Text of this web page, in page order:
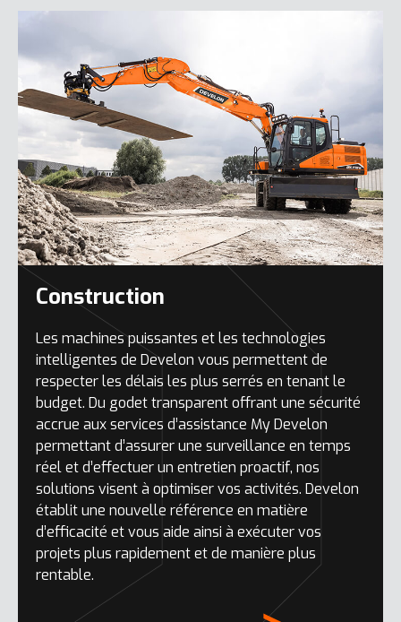
Construction
Les machines puissantes et les technologies
intelligentes de Develon vous permettent de
respecter les délais les plus serrés en tenant le
budget. Du godet transparent offrant une sécurité
accrue aux services d’assistance My Develon
permettant d’assurer une surveillance en temps
réel et d’effectuer un entretien proactif, nos
solutions visent à optimiser vos activités. Develon
établit une nouvelle référence en matière
d’efficacité et vous aide ainsi à exécuter vos
projets plus rapidement et de manière plus
rentable.